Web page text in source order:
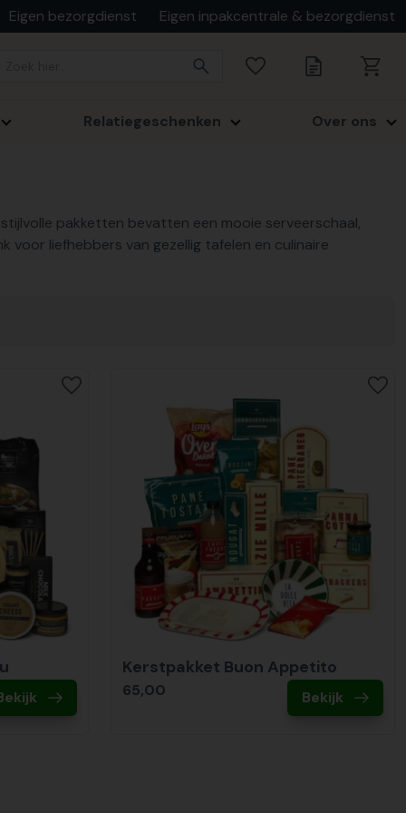
Eigen bezorgdienst Eigen inpakcentrale & bezorgdienst
Relatiegeschenken Over ons
pakketten bevatten een mooie serveerschaal,
liefhebbers van gezellig tafelen en culinaire
Kerstpakket Buon Appetito
65,00 Bekijk